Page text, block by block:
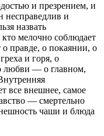
и презрением, и
несправедлив и
назвать
мелочно соблюдает
правде, о покаянии, о
и горя, о
любви — о главном,
все внешнее, самое
— смертельно
чаши и блюда